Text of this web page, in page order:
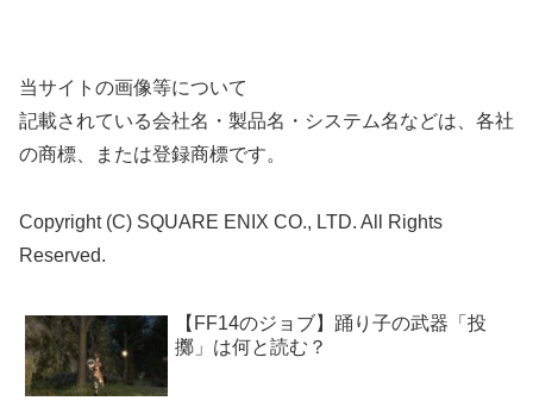
当サイトの画像等について
記載されている会社名・製品名・システム名などは、各社
の商標、または登録商標です。
Copyright (C) SQUARE ENIX CO., LTD. All Rights
Reserved.
【FF14のジョブ】踊り子の武器「投
擲」は何と読む？